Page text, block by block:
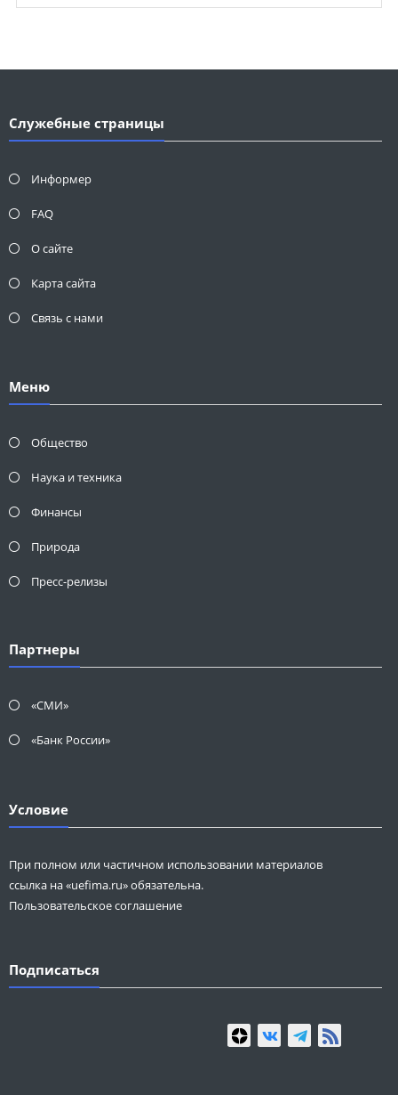
Служебные страницы
Информер
FAQ
О сайте
Карта сайта
Связь с нами
Меню
Общество
Наука и техника
Финансы
Природа
Пресс-релизы
Партнеры
«СМИ»
«Банк России»
Условие
При полном или частичном использовании материалов
ссылка на «uefima.ru» обязательна.
Пользовательское соглашение
Подписаться